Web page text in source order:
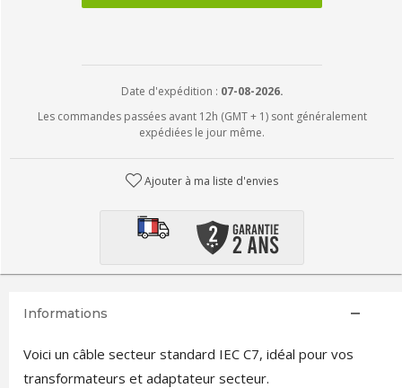
Date d'expédition : 07-08-2026.
Les commandes passées avant 12h (GMT + 1) sont généralement
expédiées le jour même.
Ajouter à ma liste d'envies
Informations
Voici un câble secteur standard IEC C7, idéal pour vos
transformateurs et adaptateur secteur.